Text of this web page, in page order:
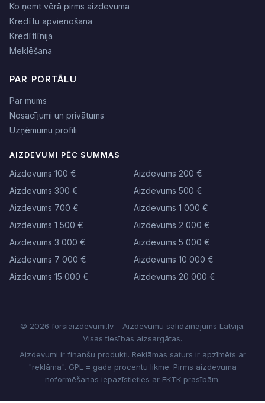
Ko ņemt vērā pirms aizdevuma
Kredītu apvienošana
Kredītlīnija
Meklēšana
PAR PORTĀLU
Par mums
Nosacījumi un privātums
Uzņēmumu profili
AIZDEVUMI PĒC SUMMAS
Aizdevums 100 €
Aizdevums 200 €
Aizdevums 300 €
Aizdevums 500 €
Aizdevums 700 €
Aizdevums 1 000 €
Aizdevums 1 500 €
Aizdevums 2 000 €
Aizdevums 3 000 €
Aizdevums 5 000 €
Aizdevums 7 000 €
Aizdevums 10 000 €
Aizdevums 15 000 €
Aizdevums 20 000 €
© 2026 forsiaizdevumi.lv – Aizdevumu salīdzinājums Latvijā.
Visas tiesības aizsargātas.
Aizdevumi ir finanšu produkti. Reklāmas saturs ir apzīmēts ar
"reklāma". GPL = gada procentu likme. Pirms aizdevuma
noformēšanas iepazīstieties ar FKTK prasībām.